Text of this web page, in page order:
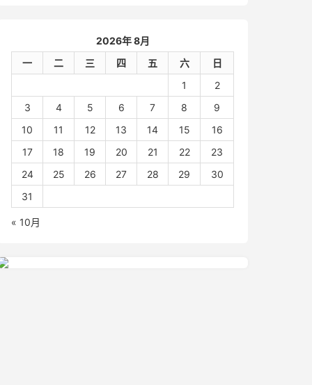
2026年 8月
一
二 三 四 五 六
日
1
2
3
4 5 6 7 8
9
10
11 12 13 14 15
16
17
18 19 20 21 22
23
24
25 26 27 28 29
30
31
« 10月